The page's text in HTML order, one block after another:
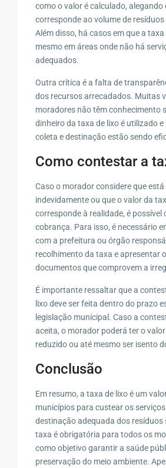
como o valor é calculado, alegando
corresponde ao volume de
Além disso, há casos em que a
mesmo em áreas onde não há
adequados.
Outra crítica é a falta de
dos recursos arrecadados. Muitas
moradores não têm conhecimento
dinheiro da taxa de lixo é utilizado e
coleta e destinação estão sendo
Como contestar a
Caso o morador considere que
indevidamente ou que o valor da
corresponde à realidade, é possível
cobrança. Para isso, é necessário
com a prefeitura ou órgão
recolhimento da taxa e apresentar
documentos que comprovem a
É importante ressaltar que a
lixo deve ser feita dentro do prazo
legislação municipal. Caso a
aceita, o morador poderá ter o
reduzido ou até mesmo ser isento
Conclusão
Em resumo, a taxa de lixo é um
municípios para custear os
destinação adequada dos resíduos
taxa é obrigatória para todos os
como objetivo garantir a saúde
preservação do meio ambiente.